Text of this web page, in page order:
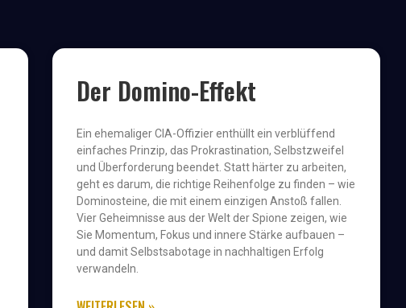
Der Domino-Effekt
Ein ehemaliger CIA-Offizier enthüllt ein verblüffend
einfaches Prinzip, das Prokrastination, Selbstzweifel
und Überforderung beendet. Statt härter zu arbeiten,
geht es darum, die richtige Reihenfolge zu finden – wie
Dominosteine, die mit einem einzigen Anstoß fallen.
Vier Geheimnisse aus der Welt der Spione zeigen, wie
Sie Momentum, Fokus und innere Stärke aufbauen –
und damit Selbstsabotage in nachhaltigen Erfolg
verwandeln.